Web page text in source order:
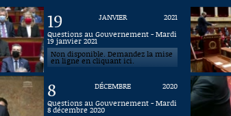
19 JANVIER
2021
Questions au Gouvernement - Mardi
19 janvier 2021
Non disponible. Demandez la mise
en ligne en cliquant ici.
8 DÉCEMBRE
2020
Questions au Gouvernement - Mardi
8 décembre 2020